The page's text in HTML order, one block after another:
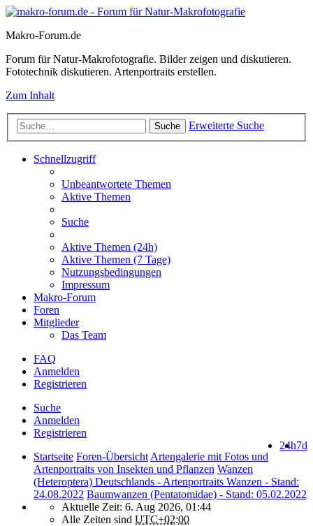
Makro-Forum.de
Forum für Natur-Makrofotografie. Bilder zeigen und diskutieren.
Fototechnik diskutieren. Artenportraits erstellen.
Zum Inhalt
Suche Erweiterte Suche
Schnellzugriff
Unbeantwortete Themen
Aktive Themen
Suche
Aktive Themen (24h)
Aktive Themen (7 Tage)
Nutzungsbedingungen
Impressum
Makro-Forum
Foren
Mitglieder
Das Team
FAQ
Anmelden
Registrieren
Suche
Anmelden
Registrieren
7d
24h
Startseite Foren-Übersicht Artengalerie mit Fotos und
Artenportraits von Insekten und Pflanzen Wanzen
(Heteroptera) Deutschlands - Artenportraits Wanzen - Stand:
24.08.2022 Baumwanzen (Pentatomidae) - Stand: 05.02.2022
Aktuelle Zeit: 6. Aug 2026, 01:44
Alle Zeiten sind UTC+02:00